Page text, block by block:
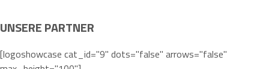
UNSERE PARTNER
[logoshowcase cat_id="9" dots="false" arrows="false"